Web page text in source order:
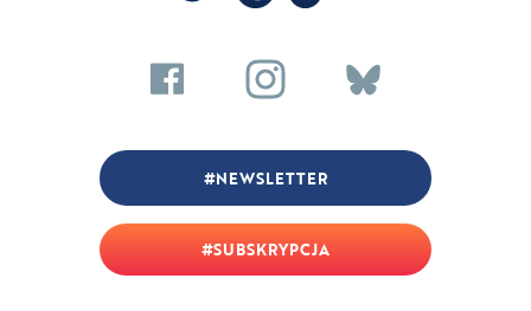
SUBSKRYPCJA
NEWSLETTER